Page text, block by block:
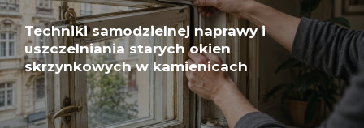
Techniki samodzielnej naprawy i
uszczelniania starych okien
skrzynkowych w kamienicach